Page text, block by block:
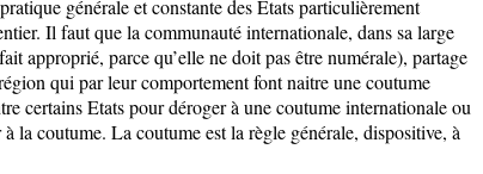
générale et constante des Etats particulièrement
Il faut que la communauté internationale, dans sa large
approprié, parce qu’elle ne doit pas être numérale), partage
qui par leur comportement font naitre une coutume
certains Etats pour déroger à une coutume internationale ou
la coutume. La coutume est la règle générale, dispositive, à